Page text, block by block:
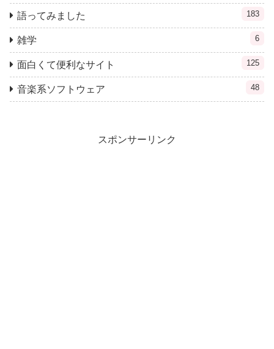
語ってみました 183
雑学 6
面白くて便利なサイト 125
音楽系ソフトウェア 48
スポンサーリンク